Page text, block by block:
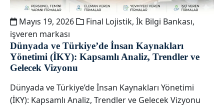
Mayıs 19, 2026 Final Lojistik, İk Bilgi Bankası,
işveren markası
Dünyada ve Türkiye’de İnsan Kaynakları
Yönetimi (İKY): Kapsamlı Analiz, Trendler ve
Gelecek Vizyonu
Dünyada ve Türkiye’de İnsan Kaynakları Yönetimi
(İKY): Kapsamlı Analiz, Trendler ve Gelecek Vizyonu